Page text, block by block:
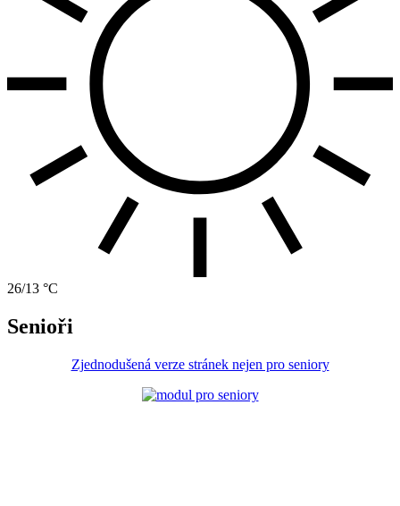
26/13 °C
Senioři
Zjednodušená verze stránek nejen pro seniory